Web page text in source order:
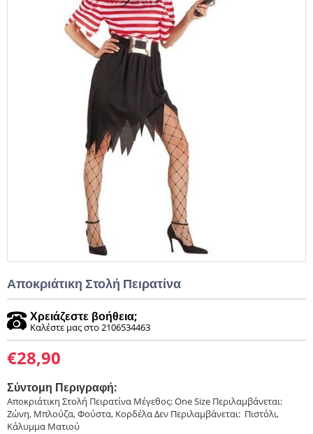
Αποκριάτικη Στολή Πειρατίνα
Χρειάζεστε βοήθεια;
Καλέστε μας στο 2106534463
€28,90
Σύντομη Περιγραφή:
Αποκριάτικη Στολή Πειρατίνα Μέγεθος: One Size Περιλαμβάνεται:
Ζώνη, Μπλούζα, Φούστα, Κορδέλα Δεν Περιλαμβάνεται: Πιστόλι,
Κάλυμμα Ματιού